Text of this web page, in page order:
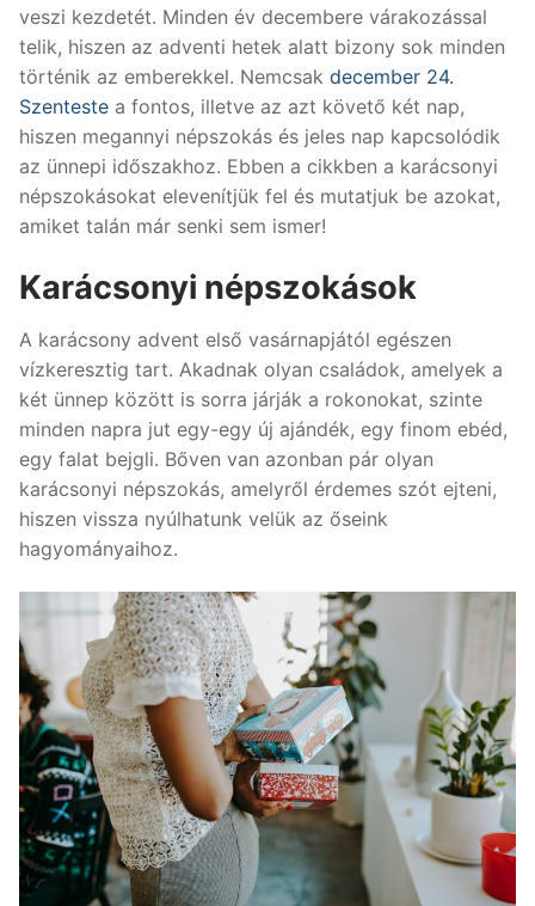
veszi kezdetét. Minden év decembere várakozással
telik, hiszen az adventi hetek alatt bizony sok minden
történik az emberekkel. Nemcsak december 24.
Szenteste a fontos, illetve az azt követő két nap,
hiszen megannyi népszokás és jeles nap kapcsolódik
az ünnepi időszakhoz. Ebben a cikkben a karácsonyi
népszokásokat elevenítjük fel és mutatjuk be azokat,
amiket talán már senki sem ismer!
Karácsonyi népszokások
A karácsony advent első vasárnapjától egészen
vízkeresztig tart. Akadnak olyan családok, amelyek a
két ünnep között is sorra járják a rokonokat, szinte
minden napra jut egy-egy új ajándék, egy finom ebéd,
egy falat bejgli. Bőven van azonban pár olyan
karácsonyi népszokás, amelyről érdemes szót ejteni,
hiszen vissza nyúlhatunk velük az őseink
hagyományaihoz.